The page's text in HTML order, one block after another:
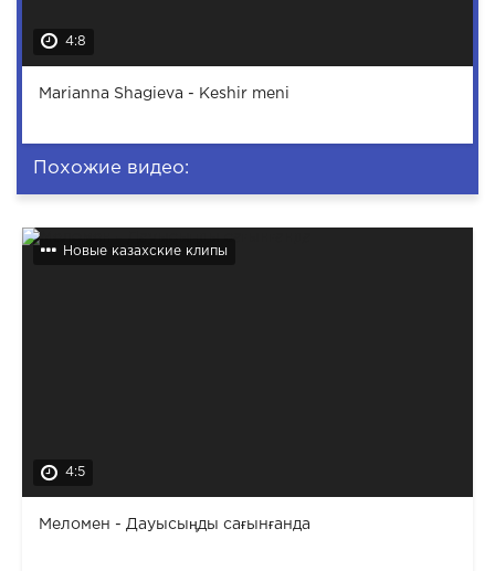
4:8
Marianna Shagieva - Keshir meni
Похожие видео:
Новые казахские клипы
4:5
Меломен - Дауысыңды сағынғанда